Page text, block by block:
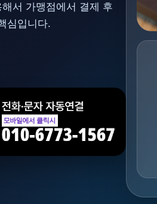
서 가맹점에서 결제 후
심입니다.